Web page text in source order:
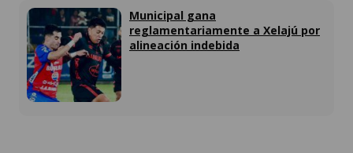
Municipal gana
reglamentariamente a Xelajú por
alineación indebida